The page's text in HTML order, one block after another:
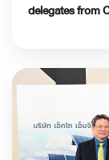
delegates from